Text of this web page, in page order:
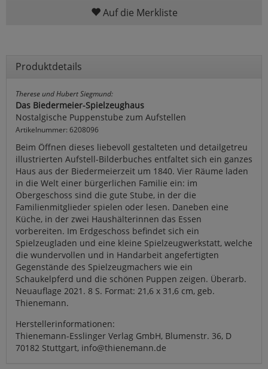
Auf die Merkliste
Produktdetails
Therese und Hubert Siegmund:
Das Biedermeier-Spielzeughaus
Nostalgische Puppenstube zum Aufstellen
Artikelnummer: 6208096
Beim Öffnen dieses liebevoll gestalteten und detailgetreu
illustrierten Aufstell-Bilderbuches entfaltet sich ein ganzes
Haus aus der Biedermeierzeit um 1840. Vier Räume laden
in die Welt einer bürgerlichen Familie ein: im
Obergeschoss sind die gute Stube, in der die
Familienmitglieder spielen oder lesen. Daneben eine
Küche, in der zwei Haushälterinnen das Essen
vorbereiten. Im Erdgeschoss befindet sich ein
Spielzeugladen und eine kleine Spielzeugwerkstatt, welche
die wundervollen und in Handarbeit angefertigten
Gegenstände des Spielzeugmachers wie ein
Schaukelpferd und die schönen Puppen zeigen. Überarb.
Neuauflage 2021. 8 S. Format: 21,6 x 31,6 cm, geb.
Thienemann.
Herstellerinformationen:
Thienemann-Esslinger Verlag GmbH, Blumenstr. 36, D
70182 Stuttgart, info@thienemann.de